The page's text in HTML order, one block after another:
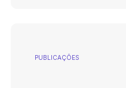
PUBLICAÇÕES